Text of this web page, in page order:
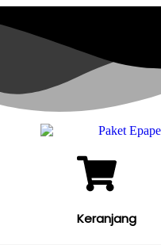
Keranjang